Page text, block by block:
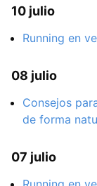
10 julio
Running en
08 julio
Consejos
de forma
07 julio